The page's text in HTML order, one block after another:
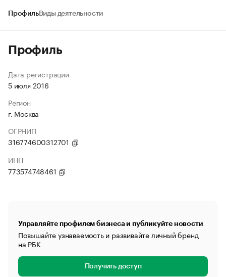
ПрофильВиды деятельности
Профиль
Дата регистрации
5 июля 2016
Регион
г. Москва
ОГРНИП
316774600312701
ИНН
773574748461
Управляйте профилем бизнеса и публикуйте новости
Повышайте узнаваемость и развивайте личный бренд
на РБК
Получить доступ